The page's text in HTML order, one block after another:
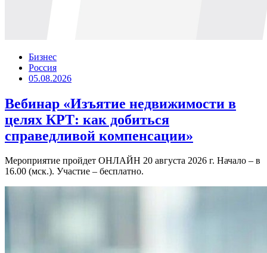
Бизнес
Россия
05.08.2026
Вебинар «Изъятие недвижимости в
целях КРТ: как добиться
справедливой компенсации»
Мероприятие пройдет ОНЛАЙН 20 августа 2026 г. Начало – в
16.00 (мск.). Участие – бесплатно.